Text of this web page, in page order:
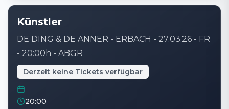
Künstler
DE DING & DE ANNER - ERBACH - 27.03.26 - FR
- 20:00h - ABGR
Derzeit keine Tickets verfügbar
20:00